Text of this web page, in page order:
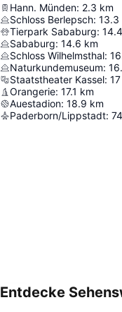
Hann. Münden: 2.3 km
Schloss Berlepsch: 13.3
Tierpark Sababurg: 14.4
Sababurg: 14.6 km
Schloss Wilhelmsthal:
Naturkundemuseum:
Staatstheater Kassel: 17
Orangerie: 17.1 km
Auestadion: 18.9 km
Paderborn/Lippstadt:
Entdecke